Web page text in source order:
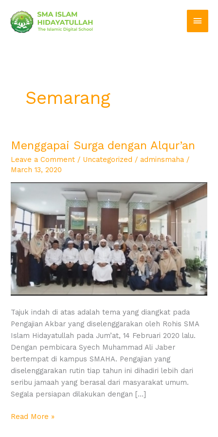
content
Main
Semarang
Menggapai Surga dengan Alqur’an
Leave a Comment / Uncategorized / adminsmaha /
March 13, 2020
Tajuk indah di atas adalah tema yang diangkat pada
Pengajian Akbar yang diselenggarakan oleh Rohis SMA
Islam Hidayatullah pada Jum’at, 14 Februari 2020 lalu.
Dengan pembicara Syech Muhammad Ali Jaber
bertempat di kampus SMAHA. Pengajian yang
diselenggarakan rutin tiap tahun ini dihadiri lebih dari
seribu jamaah yang berasal dari masyarakat umum.
Segala persiapan dilakukan dengan […]
Menggapai
dengan
Read More »